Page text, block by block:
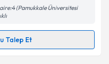
kabul ediyorum.
Gönder
(Pamukkale Üniversitesi
Talep Et